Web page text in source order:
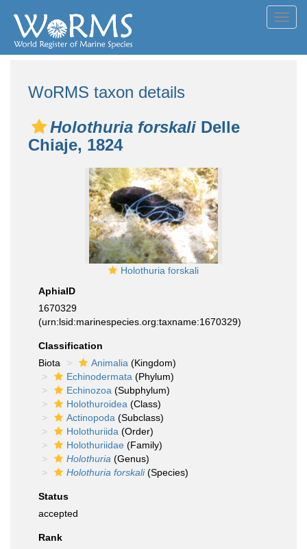
WoRMS taxon details
Holothuria forskali Delle
Chiaje, 1824
Holothuria forskali
AphiaID
1670329
(urn:lsid:marinespecies.org:taxname:1670329)
Classification
Biota
Animalia (Kingdom)
Echinodermata (Phylum)
Echinozoa (Subphylum)
Holothuroidea (Class)
Actinopoda (Subclass)
Holothuriida (Order)
Holothuriidae (Family)
Holothuria (Genus)
Holothuria forskali(Species)
Status
accepted
Rank